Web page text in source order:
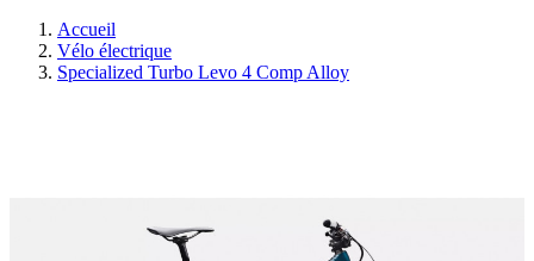
Accueil
Vélo électrique
Specialized Turbo Levo 4 Comp Alloy